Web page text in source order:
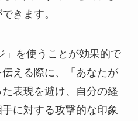
きます。
」を使うことが効果的で
える際に、「あなたが
表現を避け、自分の経
に対する攻撃的な印象